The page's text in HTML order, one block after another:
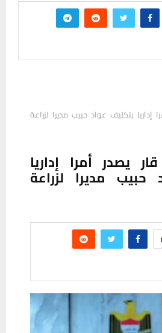
بتكليف عواد حبيب مديرا لزراعة
يصدر أمرا إداريا
حبيب مديرا لزراعة